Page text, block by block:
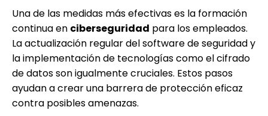
Una de las medidas más efectivas es la formación
continua en ciberseguridad para los empleados.
La actualización regular del software de seguridad y
la implementación de tecnologías como el cifrado
de datos son igualmente cruciales. Estos pasos
ayudan a crear una barrera de protección eficaz
contra posibles amenazas.